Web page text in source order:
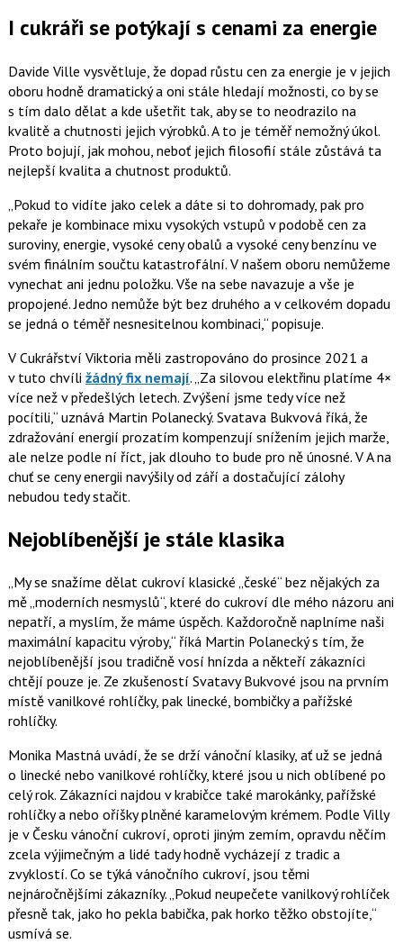
I cukráři se potýkají s cenami za energie
Davide Ville vysvětluje, že dopad růstu cen za energie je v jejich
oboru hodně dramatický a oni stále hledají možnosti, co by se
s tím dalo dělat a kde ušetřit tak, aby se to neodrazilo na
kvalitě a chutnosti jejich výrobků. A to je téměř nemožný úkol.
Proto bojují, jak mohou, neboť jejich filosofií stále zůstává ta
nejlepší kvalita a chutnost produktů.
Pokud to vidíte jako celek a dáte si to dohromady, pak pro
pekaře je kombinace mixu vysokých vstupů v podobě cen za
suroviny, energie, vysoké ceny obalů a vysoké ceny benzínu ve
svém finálním součtu katastrofální. V našem oboru nemůžeme
vynechat ani jednu položku. Vše na sebe navazuje a vše je
propojené. Jedno nemůže být bez druhého a v celkovém dopadu
se jedná o téměř nesnesitelnou kombinaci, popisuje.
V Cukrářství Viktoria měli zastropováno do prosince 2021 a
v tuto chvíli žádný fix nemají. Za silovou elektřinu platíme 4×
více než v předešlých letech. Zvýšení jsme tedy více než
pocítili, uznává Martin Polanecký. Svatava Bukvová říká, že
zdražování energií prozatím kompenzují snížením jejich marže,
ale nelze podle ní říct, jak dlouho to bude pro ně únosné. V A na
chuť se ceny energii navýšily od září a dostačující zálohy
nebudou tedy stačit.
Nejoblíbenější je stále klasika
My se snažíme dělat cukroví klasické „české“ bez nějakých za
mě „moderních nesmyslů“, které do cukroví dle mého názoru ani
nepatří, a myslím, že máme úspěch. Každoročně naplníme naši
maximální kapacitu výroby, říká Martin Polanecký s tím, že
nejoblíbenější jsou tradičně vosí hnízda a někteří zákazníci
chtějí pouze je. Ze zkušeností Svatavy Bukvové jsou na prvním
místě vanilkové rohlíčky, pak linecké, bombičky a pařížské
rohlíčky.
Monika Mastná uvádí, že se drží vánoční klasiky, ať už se jedná
o linecké nebo vanilkové rohlíčky, které jsou u nich oblíbené po
celý rok. Zákazníci najdou v krabičce také marokánky, pařížské
rohlíčky a nebo oříšky plněné karamelovým krémem. Podle Villy
je v Česku vánoční cukroví, oproti jiným zemím, opravdu něčím
zcela výjimečným a lidé tady hodně vycházejí z tradic a
zvyklostí. Co se týká vánočního cukroví, jsou těmi
nejnáročnějšími zákazníky. Pokud neupečete vanilkový rohlíček
přesně tak, jako ho pekla babička, pak horko těžko obstojíte,
usmívá se.